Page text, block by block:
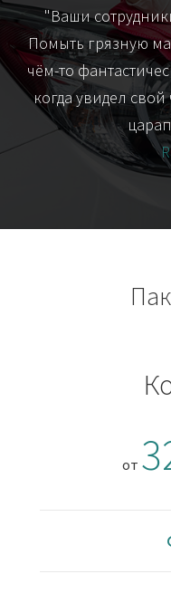
"Ваши
Помыть грязную
чём-то
когда увидел
от